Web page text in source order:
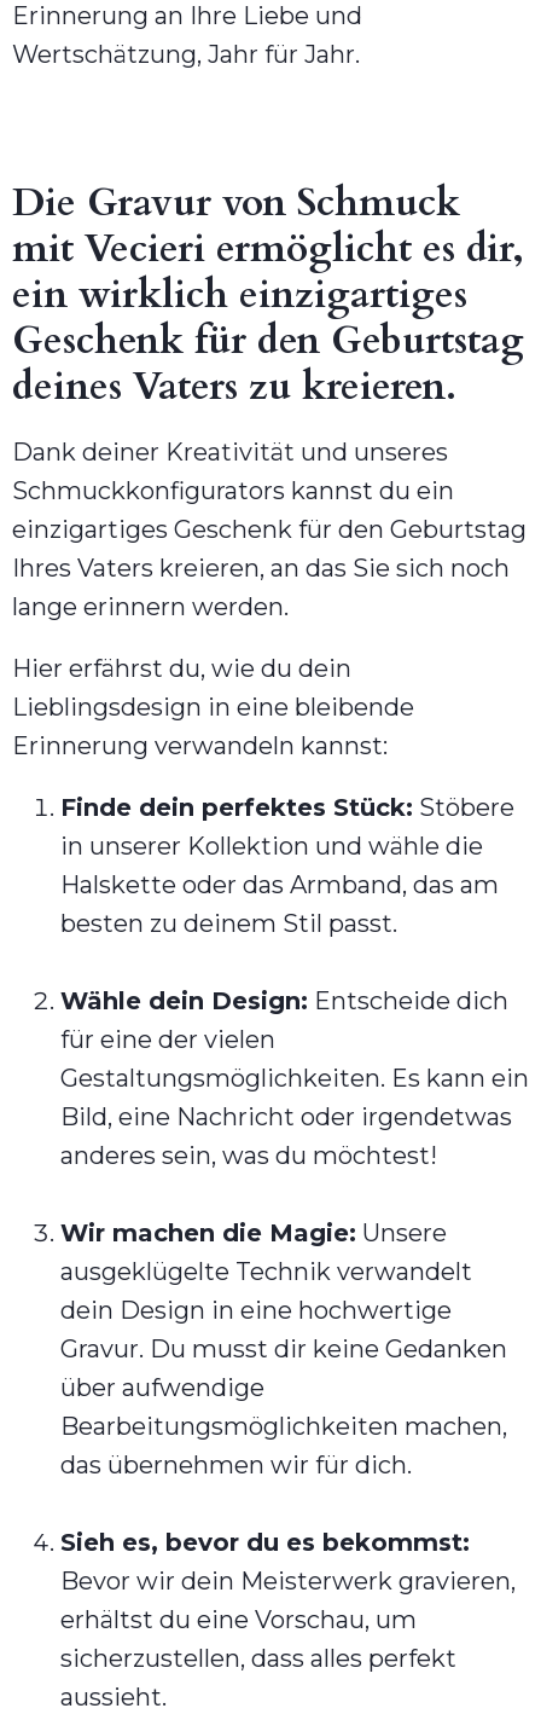
Erinnerung an Ihre Liebe und
Wertschätzung, Jahr für Jahr.
Die Gravur von Schmuck
mit Vecieri ermöglicht es dir,
ein wirklich einzigartiges
Geschenk für den Geburtstag
deines Vaters zu kreieren.
Dank deiner Kreativität und unseres
Schmuckkonfigurators kannst du ein
einzigartiges Geschenk für den Geburtstag
Ihres Vaters kreieren, an das Sie sich noch
lange erinnern werden.
Hier erfährst du, wie du dein
Lieblingsdesign in eine bleibende
Erinnerung verwandeln kannst:
Finde dein perfektes Stück: Stöbere
in unserer Kollektion und wähle die
Halskette oder das Armband, das am
besten zu deinem Stil passt.
Wähle dein Design: Entscheide dich
für eine der vielen
Gestaltungsmöglichkeiten. Es kann ein
Bild, eine Nachricht oder irgendetwas
anderes sein, was du möchtest!
Wir machen die Magie: Unsere
ausgeklügelte Technik verwandelt
dein Design in eine hochwertige
Gravur. Du musst dir keine Gedanken
über aufwendige
Bearbeitungsmöglichkeiten machen,
das übernehmen wir für dich.
Sieh es, bevor du es bekommst:
Bevor wir dein Meisterwerk gravieren,
erhältst du eine Vorschau, um
sicherzustellen, dass alles perfekt
aussieht.